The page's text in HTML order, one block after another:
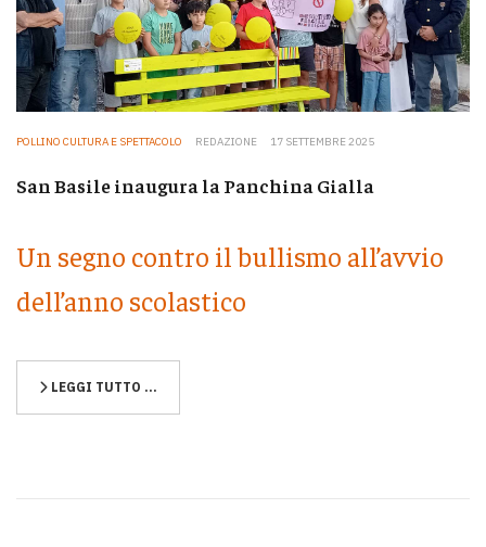
POLLINO CULTURA E SPETTACOLO REDAZIONE 17 SETTEMBRE 2025
San Basile inaugura la Panchina Gialla
Un segno contro il bullismo all’avvio
dell’anno scolastico
LEGGI TUTTO …